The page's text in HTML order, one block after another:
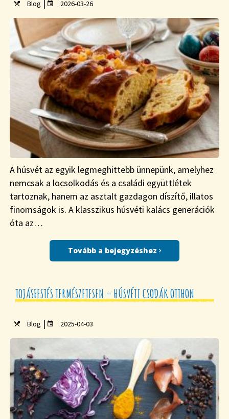
Blog | 2026-03-26
A húsvét az egyik legmeghittebb ünnepünk, amelyhez
nemcsak a locsolkodás és a családi együttlétek
tartoznak, hanem az asztalt gazdagon díszítő, illatos
finomságok is. A klasszikus húsvéti kalács generációk
óta az…
Tovább a bejegyzéshez
TOJÁSFESTÉS TERMÉSZETESEN – HÚSVÉTI CSODÁK OTTHON
Blog | 2025-04-03